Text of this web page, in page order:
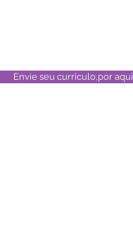
Envie seu curriculo,por aqui